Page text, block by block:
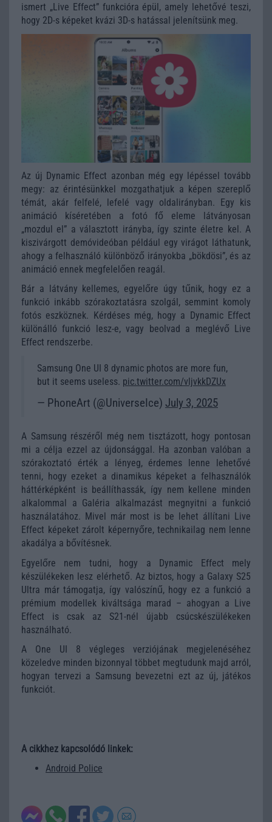
ismert „Live Effect” funkcióra épül, amely lehetővé teszi,
hogy 2D-s képeket kvázi 3D-s hatással jelenítsünk meg.
Az új Dynamic Effect azonban még egy lépéssel tovább
megy: az érintésünkkel mozgathatjuk a képen szereplő
témát, akár felfelé, lefelé vagy oldalirányban. Egy kis
animáció kíséretében a fotó fő eleme látványosan
„mozdul el” a választott irányba, így szinte életre kel. A
kiszivárgott demóvideóban például egy virágot láthatunk,
ahogy a felhasználó különböző irányokba „bökdösi”, és az
animáció ennek megfelelően reagál.
Bár a látvány kellemes, egyelőre úgy tűnik, hogy ez a
funkció inkább szórakoztatásra szolgál, semmint komoly
fotós eszköznek. Kérdéses még, hogy a Dynamic Effect
különálló funkció lesz-e, vagy beolvad a meglévő Live
Effect rendszerbe.
Samsung One UI 8 dynamic photos are more fun,
but it seems useless. pic.twitter.com/vljvkkDZUx
— PhoneArt (@UniverseIce) July 3, 2025
A Samsung részéről még nem tisztázott, hogy pontosan
mi a célja ezzel az újdonsággal. Ha azonban valóban a
szórakoztató érték a lényeg, érdemes lenne lehetővé
tenni, hogy ezeket a dinamikus képeket a felhasználók
háttérképként is beállíthassák, így nem kellene minden
alkalommal a Galéria alkalmazást megnyitni a funkció
használatához. Mivel már most is be lehet állítani Live
Effect képeket zárolt képernyőre, technikailag nem lenne
akadálya a bővítésnek.
Egyelőre nem tudni, hogy a Dynamic Effect mely
készülékeken lesz elérhető. Az biztos, hogy a Galaxy S25
Ultra már támogatja, így valószínű, hogy ez a funkció a
prémium modellek kiváltsága marad – ahogyan a Live
Effect is csak az S21-nél újabb csúcskészülékeken
használható.
A One UI 8 végleges verziójának megjelenéséhez
közeledve minden bizonnyal többet megtudunk majd arról,
hogyan tervezi a Samsung bevezetni ezt az új, játékos
funkciót.
A cikkhez kapcsolódó linkek:
Android Police